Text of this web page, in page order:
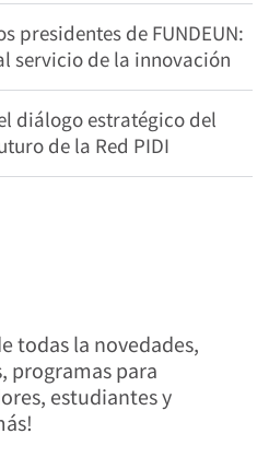
presidentes de FUNDEUN:
servicio de la innovación
diálogo estratégico del
de la Red PIDI
todas la novedades,
programas para
estudiantes y